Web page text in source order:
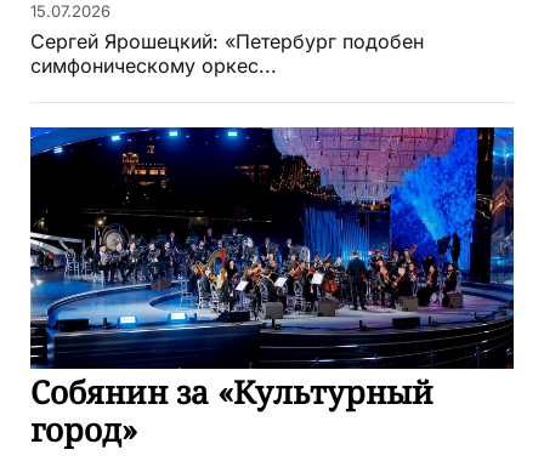
15.07.2026
Сергей Ярошецкий: «Петербург подобен
симфоническому оркес...
Собянин за «Культурный
город»